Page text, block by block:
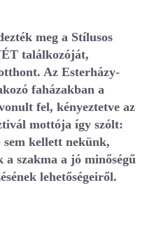
meg a Stílusos
találkozóját,
Az Esterházy-
faházakban a
fel, kényeztetve az
mottója így szólt:
kellett nekünk,
szakma a jó minőségű
lehetőségeiről.